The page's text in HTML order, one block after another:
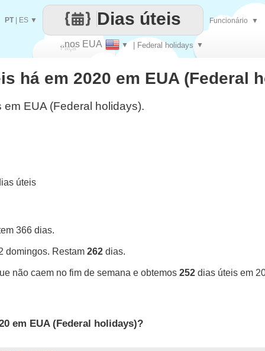
Faça
cada
..nos EUA ▼ | Federal holidays ▼
Dias úteis
PT| ES ▼ Funcionário ▼
há em 2020 em EUA (Federal
EUA (Federal holidays).
úteis
366 dias.
domingos. Restam 262 dias.
não caem no fim de semana e obtemos 252 dias úteis em
em EUA (Federal holidays)?